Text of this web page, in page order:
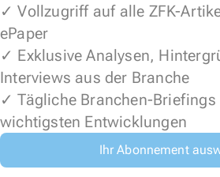
✓ Vollzugriff auf alle ZFK-
ePaper
✓ Exklusive Analysen,
Interviews aus der Branche
✓ Tägliche Branchen-Briefings
wichtigsten Entwicklungen
Ihr Abonnement